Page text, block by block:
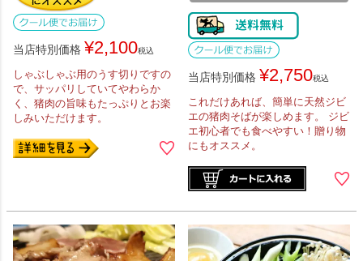
当店特別価格 ¥2,100税込
しゃぶしゃぶ用のうす切りですの
で、サッパリしていてやわらか
く、猪肉の旨味もたっぷりとお楽
しみいただけます。
当店特別価格 ¥2,750税込
これだけあれば、簡単に天然ジビ
エの猪肉そばが楽しめます。 ジビ
エ初心者でも食べやすい！贈り物
にもオススメ。